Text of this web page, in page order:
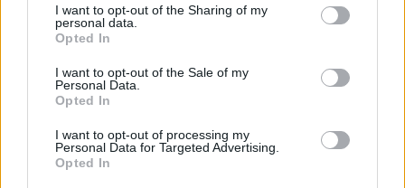
I want to opt-out of the Sharing of my
personal data.
Opted In
I want to opt-out of the Sale of my
Personal Data.
Opted In
I want to opt-out of processing my
Personal Data for Targeted Advertising.
Opted In
maniula1113
Bardzo proszę o interpretację wyniku EKG
mojego brata lat 15. Do wizyty u lekarza jeszcze